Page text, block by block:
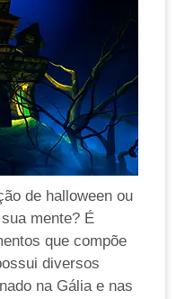
de halloween ou
mente? É
que compõe
diversos
na Gália e nas